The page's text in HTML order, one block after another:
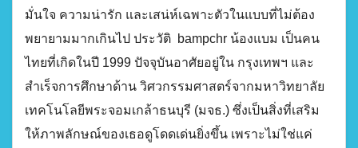
มั่นใจ ความน่ารัก และเสน่ห์เฉพาะตัวในแบบที่ไม่ต้อง
พยายามมากเกินไป ประวัติ bampchr น้องแบม เป็นคน
ไทยที่เกิดในปี 1999 ปัจจุบันอาศัยอยู่ใน กรุงเทพฯ และ
สำเร็จการศึกษาด้าน วิศวกรรมศาสตร์จากมหาวิทยาลัย
เทคโนโลยีพระจอมเกล้าธนบุรี (มจธ.) ซึ่งเป็นสิ่งที่เสริม
ให้ภาพลักษณ์ของเธอดูโดดเด่นยิ่งขึ้น เพราะไม่ใช่แค่